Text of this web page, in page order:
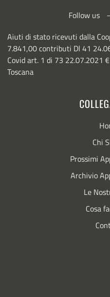
Follow us
Aiuti di stato ricevuti dalla
7.841,00 contributi Dl 41
Covid art. 1 di 73 22.07.2021
Toscana
Chi
Prossimi
Archivio
Le
Cosa